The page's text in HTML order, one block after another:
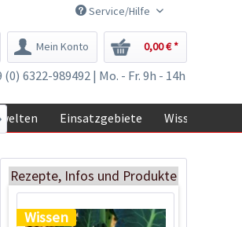
Service/Hilfe
Mein Konto 0,00 € *
(0) 6322-989492 | Mo. - Fr. 9h - 14h
Einsatzgebiete Wissen
Rezepte, Infos und Produkte
Brokkoli selbst
anbauen
Wissen